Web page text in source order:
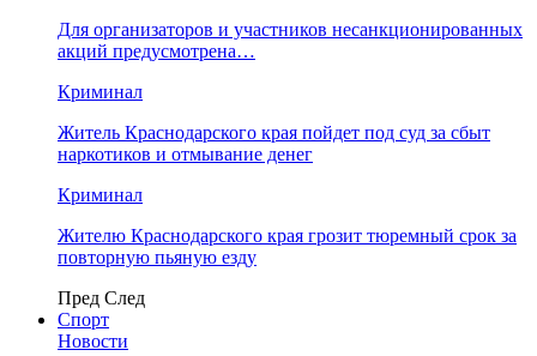
Для организаторов и участников несанкционированных
акций предусмотрена…
Криминал
Житель Краснодарского края пойдет под суд за сбыт
наркотиков и отмывание денег
Криминал
Жителю Краснодарского края грозит тюремный срок за
повторную пьяную езду
Пред След
Спорт
Новости